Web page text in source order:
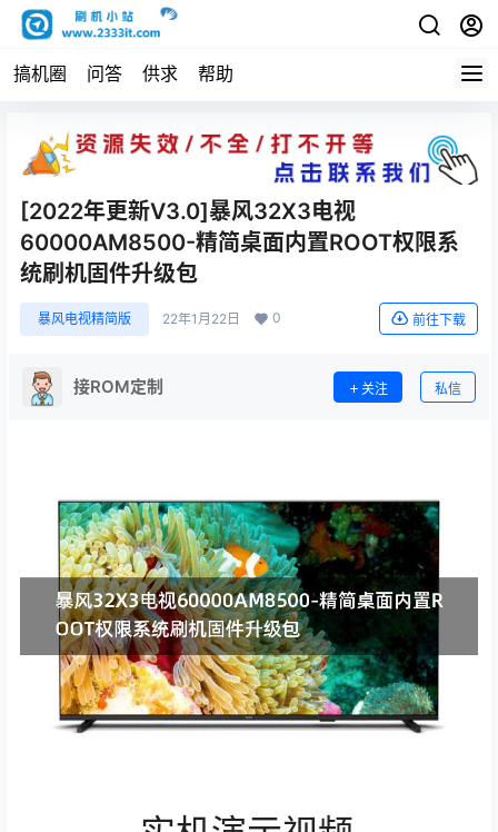
搞机圈 问答 供求 帮助
[2022年更新V3.0]暴风32X3电视
60000AM8500-精简桌面内置ROOT权限系
统刷机固件升级包
暴风电视精简版 22年1月22日 0 前往下载
接ROM定制 关注 私信